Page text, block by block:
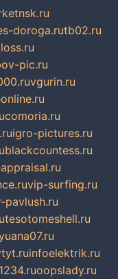
doroga.rutb02.ru
pic.ru
vgurin.ru
igro-pictures.ru
blackcountess.ru
vip-surfing.ru
pavlush.ru
tesotomeshell.ru
infoelektrik.ru
oopslady.ru